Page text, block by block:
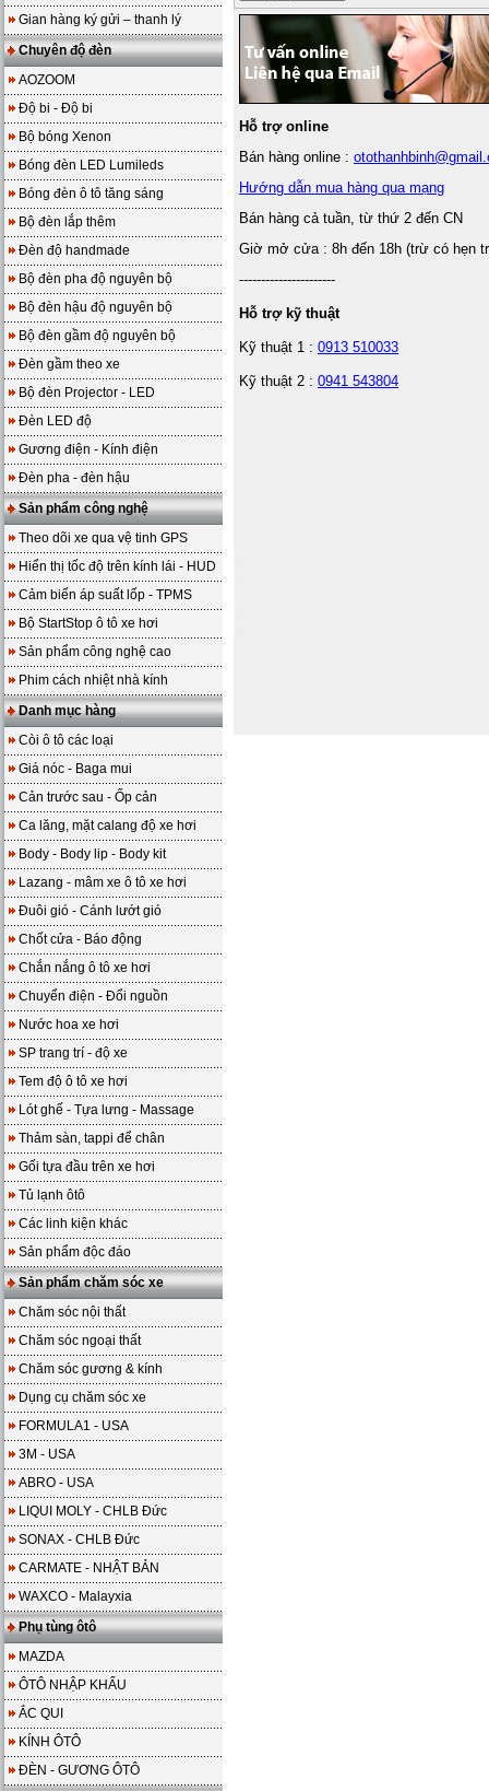
Gian hàng ký gửi – thanh lý
Chuyên độ đèn
AOZOOM
Độ bi - Độ bi
Bộ bóng Xenon
Bóng đèn LED Lumileds
Bóng đèn ô tô tăng sáng
Bộ đèn lắp thêm
Đèn độ handmade
Bộ đèn pha độ nguyên bộ
Bộ đèn hậu độ nguyên bộ
Bộ đèn gầm độ nguyên bộ
Đèn gầm theo xe
Bộ đèn Projector - LED
Đèn LED độ
Gương điện - Kính điện
Đèn pha - đèn hậu
Sản phẩm công nghệ
Theo dõi xe qua vệ tinh GPS
Hiển thị tốc độ trên kính lái - HUD
Cảm biến áp suất lốp - TPMS
Bộ StartStop ô tô xe hơi
Sản phẩm công nghệ cao
Phim cách nhiệt nhà kính
Danh mục hàng
Còi ô tô các loại
Giá nóc - Baga mui
Cản trước sau - Ốp cản
Ca lăng, mặt calang độ xe hơi
Body - Body lip - Body kit
Lazang - mâm xe ô tô xe hơi
Đuôi gió - Cánh lướt gió
Chốt cửa - Báo động
Chắn nắng ô tô xe hơi
Chuyển điện - Đổi nguồn
Nước hoa xe hơi
SP trang trí - độ xe
Tem độ ô tô xe hơi
Lót ghế - Tựa lưng - Massage
Thảm sàn, tappi để chân
Gối tựa đầu trên xe hơi
Tủ lạnh ôtô
Các linh kiện khác
Sản phẩm độc đáo
Sản phẩm chăm sóc xe
Chăm sóc nội thất
Chăm sóc ngoại thất
Chăm sóc gương & kính
Dụng cụ chăm sóc xe
FORMULA1 - USA
3M - USA
ABRO - USA
LIQUI MOLY - CHLB Đức
SONAX - CHLB Đức
CARMATE - NHẬT BẢN
WAXCO - Malayxia
Phụ tùng ôtô
MAZDA
ÔTÔ NHẬP KHẨU
ẮC QUI
KÍNH ÔTÔ
ĐÈN - GƯƠNG ÔTÔ
Hỗ trợ online
Bán hàng online :
Hướng dẫn mua hàng qua mạng
Bán hàng cả tuần, từ thứ 2 đến CN
Giờ mở cửa : 8h đến 18h (trừ có hẹn
----------------------
Hỗ trợ kỹ thuật
Kỹ thuật 1 : 0913 510033
Kỹ thuật 2 : 0941 543804